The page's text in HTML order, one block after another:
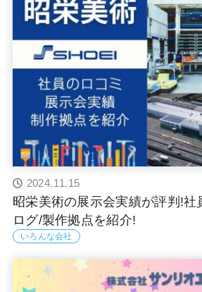
2024.11.15
昭栄美術の展示会実績が評判!社
ログ/製作拠点を紹介!
いろんな会社